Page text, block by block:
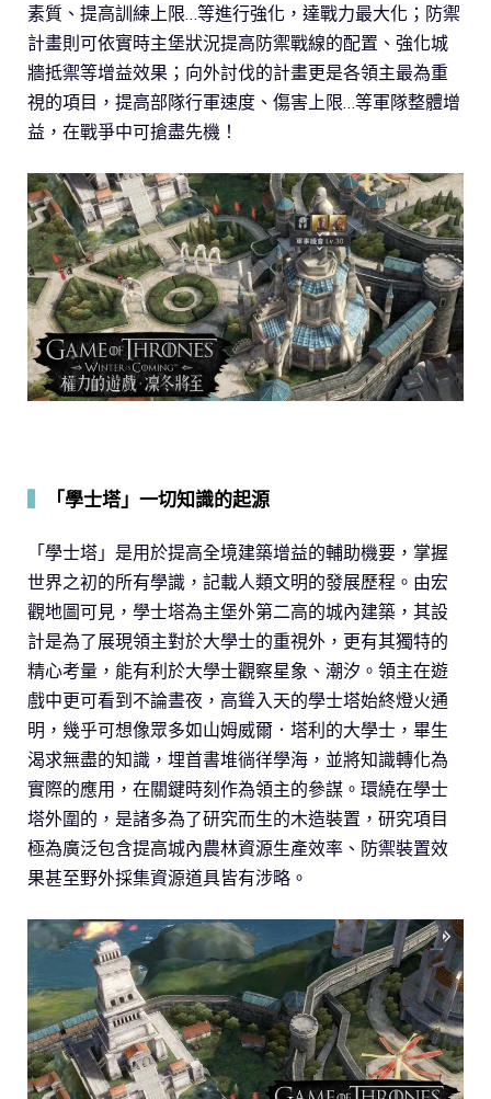
素質、提高訓練上限…等進行強化，達戰力最大化；防禦
計畫則可依實時主堡狀況提高防禦戰線的配置、強化城
牆抵禦等增益效果；向外討伐的計畫更是各領主最為重
視的項目，提高部隊行軍速度、傷害上限…等軍隊整體增
益，在戰爭中可搶盡先機！
「學士塔」一切知識的起源
「學士塔」是用於提高全境建築增益的輔助機要，掌握
世界之初的所有學識，記載人類文明的發展歷程。由宏
觀地圖可見，學士塔為主堡外第二高的城內建築，其設
計是為了展現領主對於大學士的重視外，更有其獨特的
精心考量，能有利於大學士觀察星象、潮汐。領主在遊
戲中更可看到不論晝夜，高聳入天的學士塔始終燈火通
明，幾乎可想像眾多如山姆威爾．塔利的大學士，畢生
渴求無盡的知識，埋首書堆徜徉學海，並將知識轉化為
實際的應用，在關鍵時刻作為領主的參謀。環繞在學士
塔外圍的，是諸多為了研究而生的木造裝置，研究項目
極為廣泛包含提高城內農林資源生產效率、防禦裝置效
果甚至野外採集資源道具皆有涉略。